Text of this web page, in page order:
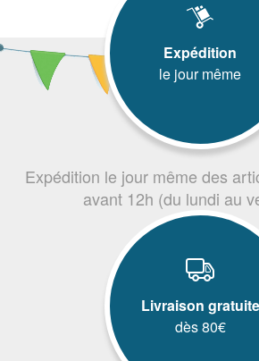
Expédition
le jour même
Expédition le jour même des
avant 12h (du lundi au
Livraison gratuite
dès 80€